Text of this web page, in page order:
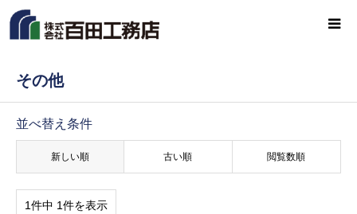
その他
並べ替え条件
新しい順 古い順 閲覧数順
1件中 1件を表示